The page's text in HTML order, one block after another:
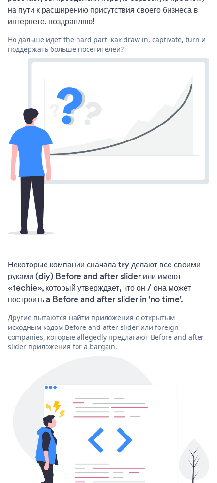
на пути к расширению присутствия своего бизнеса в
интернете. поздравляю!
Но дальше идет the hard part: как draw in, captivate, turn и
поддержать больше посетителей?
Некоторые компании сначала try делают все своими
руками (diy) Before and after slider или имеют
«techie», который утверждает, что он / она может
построить a Before and after slider in 'no time'.
Другие пытаются найти приложения с открытым
исходным кодом Before and after slider или foreign
companies, которые allegedly предлагают Before and after
slider приложения for a bargain.